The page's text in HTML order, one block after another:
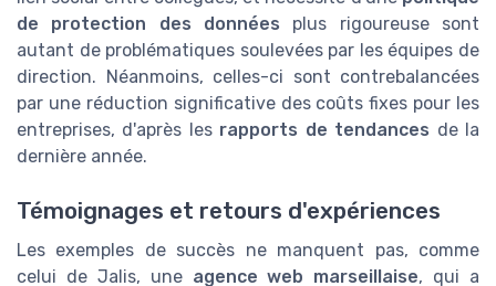
de protection des données plus rigoureuse sont
autant de problématiques soulevées par les équipes de
direction. Néanmoins, celles-ci sont contrebalancées
par une réduction significative des coûts fixes pour les
entreprises, d'après les rapports de tendances de la
dernière année.
Témoignages et retours d'expériences
Les exemples de succès ne manquent pas, comme
celui de Jalis, une agence web marseillaise, qui a